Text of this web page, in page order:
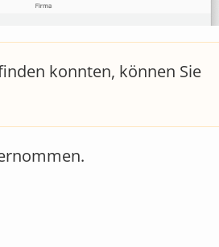
konnten, können Sie